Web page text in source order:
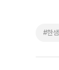
#한샘